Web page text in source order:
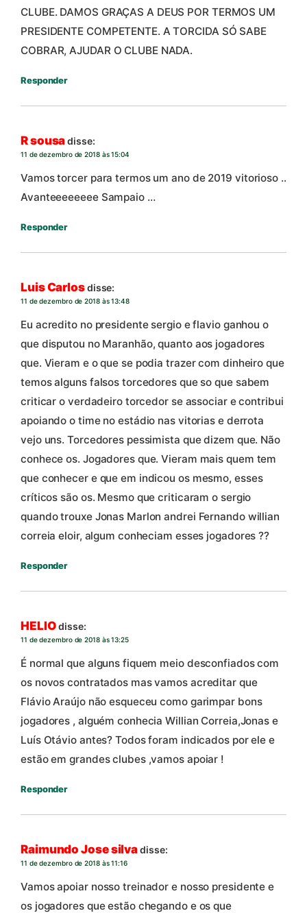
CLUBE. DAMOS GRAÇAS A DEUS POR TERMOS UM
PRESIDENTE COMPETENTE. A TORCIDA SÓ SABE
COBRAR, AJUDAR O CLUBE NADA.
Responder
R sousadisse:
11 de dezembro de 2018 às 15:04
Vamos torcer para termos um ano de 2019 vitorioso ..
Avanteeeeeeee Sampaio …
Responder
Luis Carlosdisse:
11 de dezembro de 2018 às 13:48
Eu acredito no presidente sergio e flavio ganhou o
que disputou no Maranhão, quanto aos jogadores
que. Vieram e o que se podia trazer com dinheiro que
temos alguns falsos torcedores que so que sabem
criticar o verdadeiro torcedor se associar e contribui
apoiando o time no estádio nas vitorias e derrota
vejo uns. Torcedores pessimista que dizem que. Não
conhece os. Jogadores que. Vieram mais quem tem
que conhecer e que em indicou os mesmo, esses
críticos são os. Mesmo que criticaram o sergio
quando trouxe Jonas Marlon andrei Fernando willian
correia eloir, algum conheciam esses jogadores ??
Responder
HELIO disse:
11 de dezembro de 2018 às 13:25
É normal que alguns fiquem meio desconfiados com
os novos contratados mas vamos acreditar que
Flávio Araújo não esqueceu como garimpar bons
jogadores , alguém conhecia Willian Correia,Jonas e
Luís Otávio antes? Todos foram indicados por ele e
estão em grandes clubes ,vamos apoiar !
Responder
Raimundo Jose silvadisse:
11 de dezembro de 2018 às 11:16
Vamos apoiar nosso treinador e nosso presidente e
os jogadores que estão chegando e os que